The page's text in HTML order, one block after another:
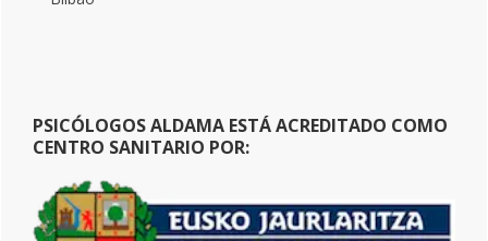
PSICÓLOGOS ALDAMA ESTÁ ACREDITADO COMO
CENTRO SANITARIO POR: